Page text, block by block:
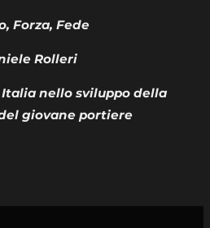
Forza, Fede
Rolleri
nello sviluppo della
giovane portiere